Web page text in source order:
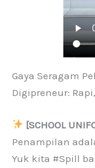
Gaya Seragam
Digipreneur:
[SCHOOL
Penampilan
Yuk kita #Spill